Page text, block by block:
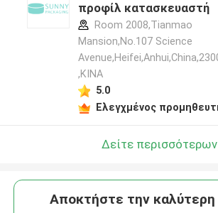
προφίλ κατασκευαστή
Room 2008,Tianmao
Mansion,No.107 Science
,ΚΙΝΑ
5.0
Ελεγχμένος
Δείτε περισσότερων
Αποκτήστε την καλύτερη